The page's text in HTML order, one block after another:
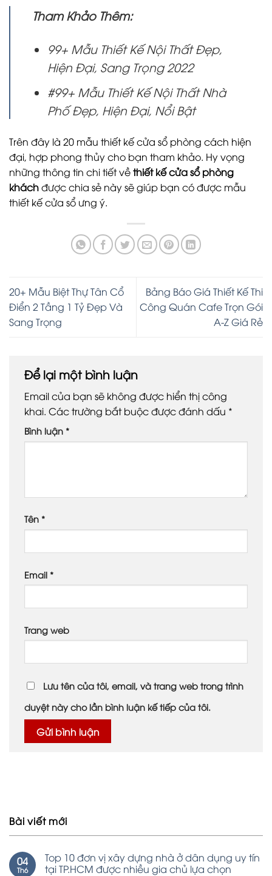
Tham Khảo Thêm:
99+ Mẫu Thiết Kế Nội Thất Đẹp,
Hiện Đại, Sang Trọng 2022
#99+ Mẫu Thiết Kế Nội Thất Nhà
Phố Đẹp, Hiện Đại, Nổi Bật
Trên đây là 20 mẫu thiết kế cửa sổ phòng cách hiện
đại, hợp phong thủy cho bạn tham khảo. Hy vọng
những thông tin chi tiết vềthiết kế cửa sổ phòng
kháchđược chia sẻ này sẽ giúp bạn có được mẫu
thiết kế cửa sổ ưng ý.
20+ Mẫu Biệt Thự Tân Cổ
Điển 2 Tầng 1 Tỷ Đẹp Và
Sang Trọng
Bảng Báo Giá Thiết Kế Thi
Công Quán Cafe Trọn Gói
A-Z Giá Rẻ
Để lại một bình luận
Email của bạn sẽ không được hiển thị công
khai. Các trường bắt buộc được đánh dấu *
Bình luận *
Tên *
Email *
Trang web
Lưu tên của tôi, email, và trang web trong trình
duyệt này cho lần bình luận kế tiếp của tôi.
Bài viết mới
04
Th6
Top 10 đơn vị xây dựng nhà ở dân dụng uy tín
tại TP.HCM được nhiều gia chủ lựa chọn